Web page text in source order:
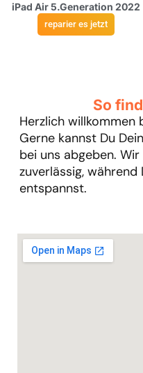
iPad Air 5.Generation 2022
reparier es jetzt
So
Herzlich willkommen
Gerne kannst Du
bei uns abgeben.
zuverlässig, während
entspannst.